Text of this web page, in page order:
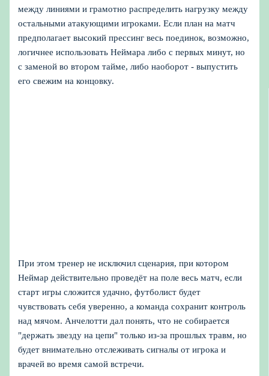
между линиями и грамотно распределить нагрузку между
остальными атакующими игроками. Если план на матч
предполагает высокий прессинг весь поединок, возможно,
логичнее использовать Неймара либо с первых минут, но
с заменой во втором тайме, либо наоборот - выпустить
его свежим на концовку.
При этом тренер не исключил сценария, при котором
Неймар действительно проведёт на поле весь матч, если
старт игры сложится удачно, футболист будет
чувствовать себя уверенно, а команда сохранит контроль
над мячом. Анчелотти дал понять, что не собирается
"держать звезду на цепи" только из‑за прошлых травм, но
будет внимательно отслеживать сигналы от игрока и
врачей во время самой встречи.